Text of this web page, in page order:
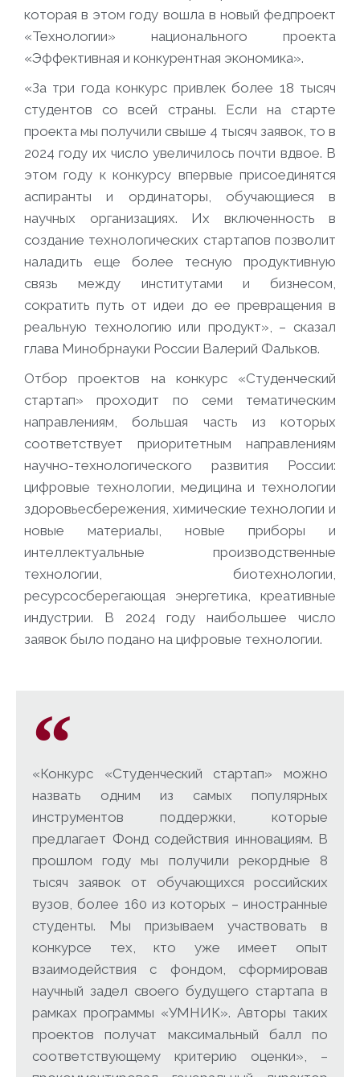
которая в этом году вошла в новый федпроект
«Технологии» национального проекта
«Эффективная и конкурентная экономика».
«За три года конкурс привлек более 18 тысяч
студентов со всей страны. Если на старте
проекта мы получили свыше 4 тысяч заявок, то в
2024 году их число увеличилось почти вдвое. В
этом году к конкурсу впервые присоединятся
аспиранты и ординаторы, обучающиеся в
научных организациях. Их включенность в
создание технологических стартапов позволит
наладить еще более тесную продуктивную
связь между институтами и бизнесом,
сократить путь от идеи до ее превращения в
реальную технологию или продукт», – сказал
глава Минобрнауки России Валерий Фальков.
Отбор проектов на конкурс «Студенческий
стартап» проходит по семи тематическим
направлениям, большая часть из которых
соответствует приоритетным направлениям
научно-технологического развития России:
цифровые технологии, медицина и технологии
здоровьесбережения, химические технологии и
новые материалы, новые приборы и
интеллектуальные производственные
технологии, биотехнологии,
ресурсосберегающая энергетика, креативные
индустрии. В 2024 году наибольшее число
заявок было подано на цифровые технологии.
«Конкурс «Студенческий стартап» можно
назвать одним из самых популярных
инструментов поддержки, которые
предлагает Фонд содействия инновациям. В
прошлом году мы получили рекордные 8
тысяч заявок от обучающихся российских
вузов, более 160 из которых – иностранные
студенты. Мы призываем участвовать в
конкурсе тех, кто уже имеет опыт
взаимодействия с фондом, сформировав
научный задел своего будущего стартапа в
рамках программы «УМНИК». Авторы таких
проектов получат максимальный балл по
соответствующему критерию оценки», –